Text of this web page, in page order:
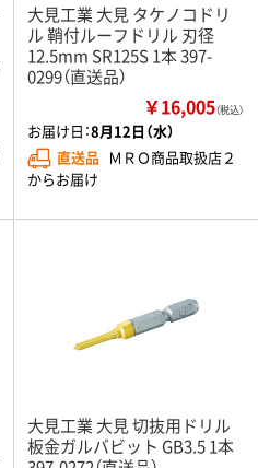
大見工業 大見 タケノコドリ
ル 鞘付ルーフドリル 刃径
12.5mm SR125S 1本 397-
0299（直送品）
￥16,005（税込）
お届け日：8月12日（水）
直送品 ＭＲＯ商品取扱店２
からお届け
大見工業 大見 切抜用ドリル
板金ガルバビット GB3.5 1本